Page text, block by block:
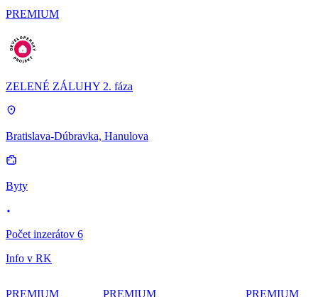
PREMIUM
ZELENÉ ZÁLUHY 2. fáza
Bratislava-Dúbravka, Hanulova
Byty
Počet inzerátov 6
Info v RK
PREMIUM PREMIUM PREMIUM